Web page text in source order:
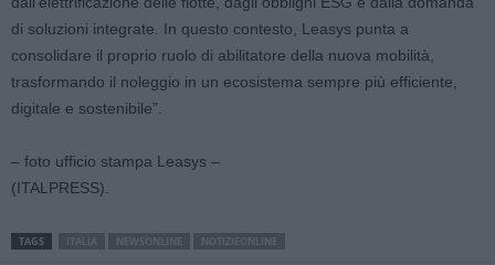
di soluzioni integrate. In questo contesto, Leasys punta a
consolidare il proprio ruolo di abilitatore della nuova mobilità,
trasformando il noleggio in un ecosistema sempre più efficiente,
digitale e sostenibile”.
– foto ufficio stampa Leasys –
(ITALPRESS).
TAGS